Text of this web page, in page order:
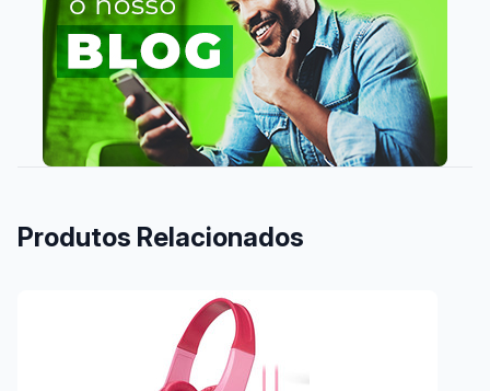
Produtos Relacionados